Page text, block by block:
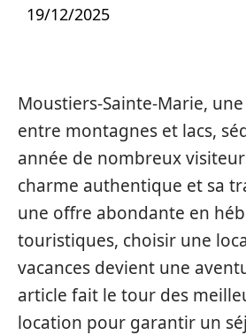
19/12/2025
Moustiers-Sainte-Marie,
entre montagnes et lacs,
année de nombreux
charme authentique et sa
une offre abondante en
touristiques, choisir une
vacances devient une
article fait le tour des
location pour garantir un